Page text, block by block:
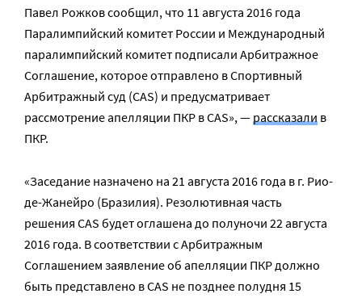
Павел Рожков сообщил, что 11 августа 2016 года
Паралимпийский комитет России и Международный
паралимпийский комитет подписали Арбитражное
Соглашение, которое отправлено в Спортивный
Арбитражный суд (CAS) и предусматривает
рассмотрение апелляции ПКР в CAS», —рассказали в
ПКР.
«Заседание назначено на 21 августа 2016 года в г. Рио-
де-Жанейро (Бразилия). Резолютивная часть
решения CAS будет оглашена до полуночи 22 августа
2016 года. В соответствии с Арбитражным
Соглашением заявление об апелляции ПКР должно
быть представлено в CAS не позднее полудня 15